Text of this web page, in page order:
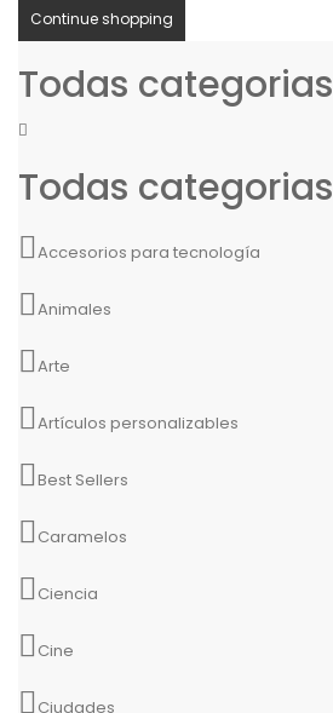
Continue shopping
Todas categorias
Todas categorias
Accesorios para tecnología
Animales
Arte
Artículos personalizables
Best Sellers
Caramelos
Ciencia
Cine
Ciudades